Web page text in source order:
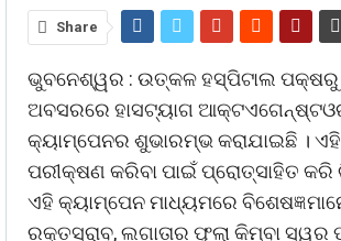
Share
ଭୁବନେଶ୍ୱର : ଉତ୍କଳ ହସ୍ପିଟାଲ ପକ୍ଷରୁ
ଅବସରରେ ହାସଟ୍ୟାଗ
କ୍ୟାମ୍ପେନର ଶୁଭାରମ୍ଭ କରାଯାଇଛି ।
ପରୀକ୍ଷଣ କରିବା ପାଇଁ ପ୍ରୋତ୍ସାହିତ କରି
ଏହି କ୍ୟାମ୍ପେନ ମାଧ୍ୟମରେ
ରକ୍ତସ୍ରାବ, ଲଗାତାର ଫୁଲା କିମ୍ବା